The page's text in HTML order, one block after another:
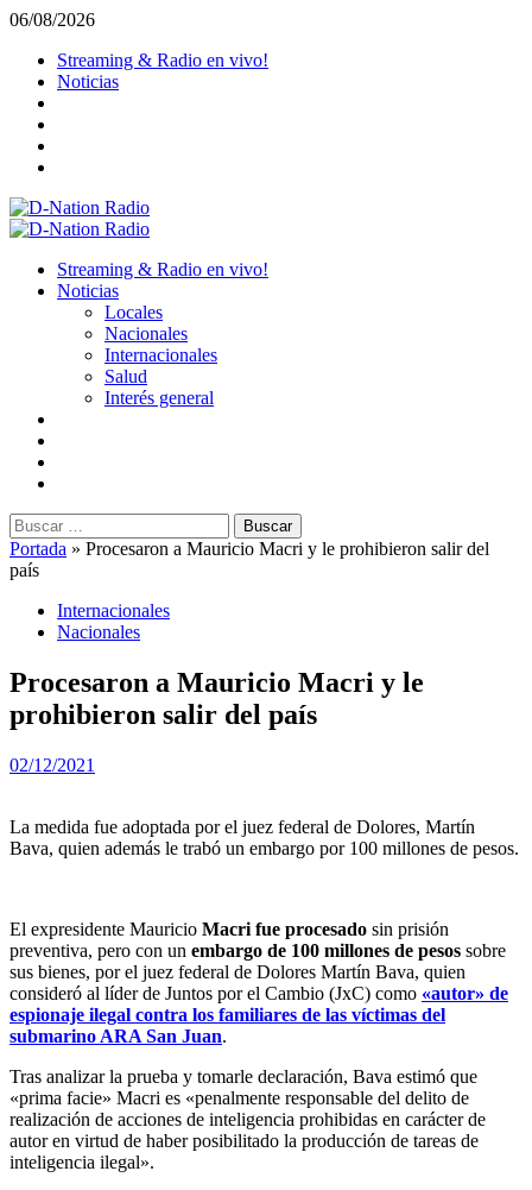
Saltar
contenido
06/08/2026
Streaming & Radio en vivo!
Noticias
Menú
Streaming & Radio en vivo!
Noticias
Locales
Nacionales
Internacionales
Salud
Interés general
Buscar:
Portada » Procesaron a Mauricio Macri y le prohibieron salir del
país
Internacionales
Nacionales
Procesaron a Mauricio Macri y le
prohibieron salir del país
02/12/2021
La medida fue adoptada por el juez federal de Dolores, Martín
Bava, quien además le trabó un embargo por 100 millones de pesos.
El expresidente Mauricio Macri fue procesado sin prisión
preventiva, pero con un embargo de 100 millones de pesos sobre
sus bienes, por el juez federal de Dolores Martín Bava, quien
consideró al líder de Juntos por el Cambio (JxC) como «autor» de
espionaje ilegal contra los familiares de las víctimas del
submarino ARA San Juan.
Tras analizar la prueba y tomarle declaración, Bava estimó que
«prima facie» Macri es «penalmente responsable del delito de
realización de acciones de inteligencia prohibidas en carácter de
autor en virtud de haber posibilitado la producción de tareas de
inteligencia ilegal».